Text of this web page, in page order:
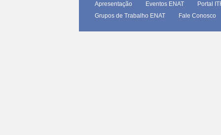
Apresentação Eventos ENAT Portal
Grupos de Trabalho ENAT
Fale Conosco